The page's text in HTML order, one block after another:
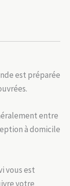
est préparée
entre
à domicile
vous est
votre